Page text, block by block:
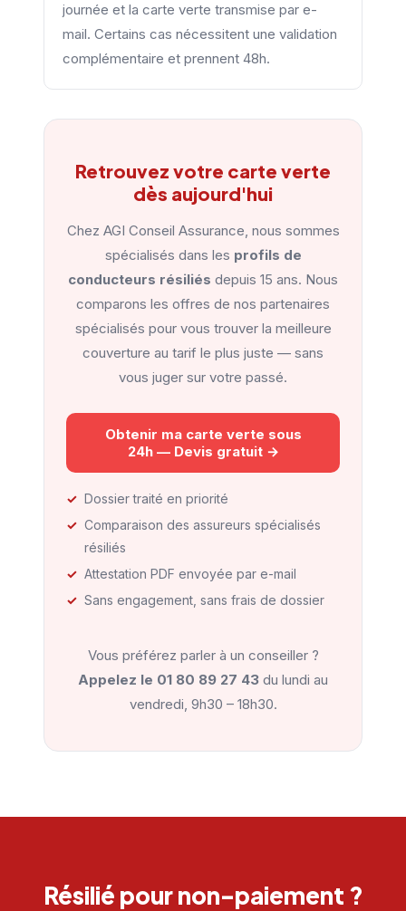
journée et la carte verte transmise par e-
mail. Certains cas nécessitent une validation
complémentaire et prennent 48h.
Retrouvez votre carte verte
dès aujourd'hui
Chez AGI Conseil Assurance, nous sommes
spécialisés dans les profils de
conducteurs résiliés depuis 15 ans. Nous
comparons les offres de nos partenaires
spécialisés pour vous trouver la meilleure
couverture au tarif le plus juste — sans
vous juger sur votre passé.
Obtenir ma carte verte sous
24h — Devis gratuit →
Dossier traité en priorité
Comparaison des assureurs spécialisés
résiliés
Attestation PDF envoyée par e-mail
Sans engagement, sans frais de dossier
Vous préférez parler à un conseiller ?
Appelez le 01 80 89 27 43 du lundi au
vendredi, 9h30 – 18h30.
Résilié pour non-paiement ?